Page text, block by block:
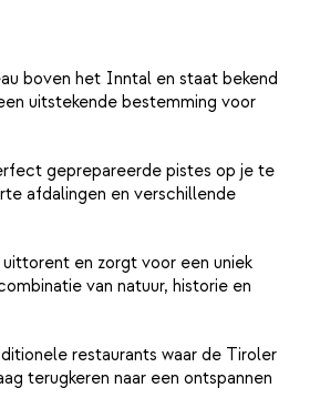
boven het Inntal en staat bekend
uitstekende bestemming voor
geprepareerde pistes op je te
afdalingen en verschillende
en zorgt voor een uniek
van natuur, historie en
restaurants waar de Tiroler
terugkeren naar een ontspannen